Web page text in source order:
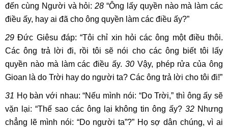
đến cùng Người và hỏi:28 “Ông lấy quyền nào mà làm các
điều ấy, hay ai đã cho ông quyền làm các điều ấy?”
29 Đức Giêsu đáp: “Tôi chỉ xin hỏi các ông một điều thôi.
Các ông trả lời đi, rồi tôi sẽ nói cho các ông biết tôi lấy
quyền nào mà làm các điều ấy. 30Vậy, phép rửa của ông
Gioan là do Trời hay do người ta? Các ông trả lời cho tôi đi!”
31 Họ bàn với nhau: “Nếu mình nói: “Do Trời,” thì ông ấy sẽ
vặn lại: “Thế sao các ông lại không tin ông ấy?32 Nhưng
chẳng lẽ mình nói: “Do người ta”?” Họ sợ dân chúng, vì ai